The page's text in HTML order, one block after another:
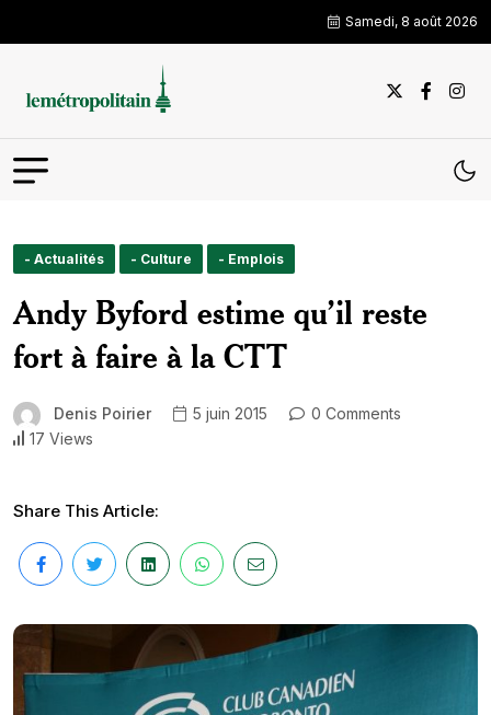
Samedi, 8 août 2026
- Actualités - Culture - Emplois
Andy Byford estime qu’il reste
fort à faire à la CTT
Denis Poirier 5 juin 2015
0 Comments
17 Views
Share This Article: